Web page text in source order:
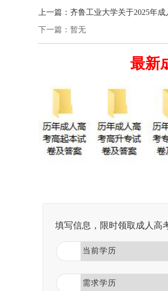
上一篇：齐鲁工业大学关于2025年
下一篇：暂无
最新
填写信息，限时领取成人高